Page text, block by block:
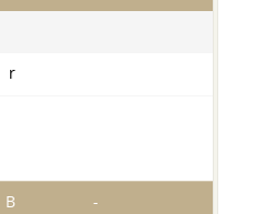
r
B -